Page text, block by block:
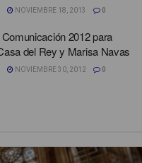
NOVIEMBRE 18, 2013 0
2012 para
del Rey y Marisa Navas
NOVIEMBRE 30, 2012 0